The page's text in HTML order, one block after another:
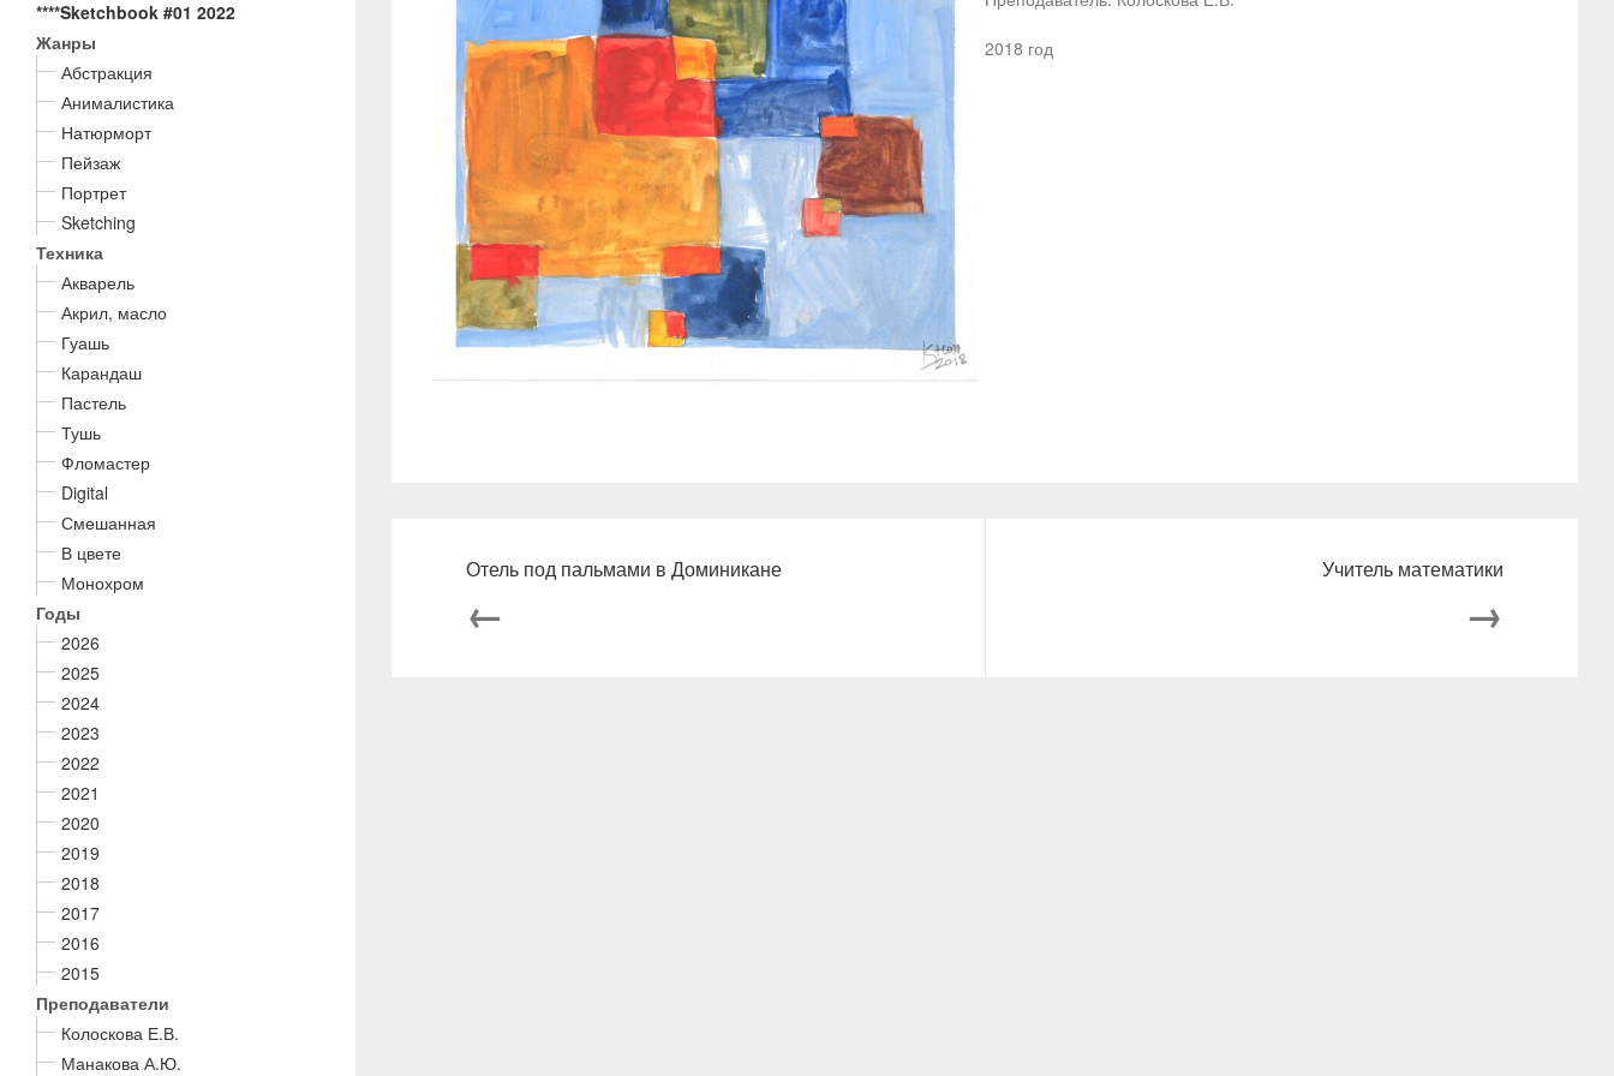
****Sketchbook #01 2022
Жанры
Абстракция
Анималистика
Натюрморт
Пейзаж
Портрет
Sketching
Техника
Акварель
Акрил, масло
Гуашь
Карандаш
Пастель
Тушь
Фломастер
Digital
Смешанная
В цвете
Монохром
Годы
2026
2025
2024
2023
2022
2021
2020
2019
2018
2017
2016
2015
Преподаватели
Колоскова Е.В.
Манакова А.Ю.
2018 год
Отель под пальмами в Доминикане
←
Учитель математики
→